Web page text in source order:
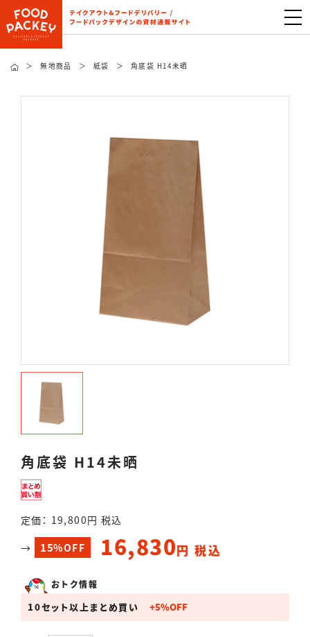
＞ 無地商品 ＞ 紙袋 ＞ 角底袋 H14未晒
角底袋 H14未晒
定価： 19,800円 税込
→
15%OFF 16,830円 税込
おトク情報
10セット以上まとめ買い +5%OFF